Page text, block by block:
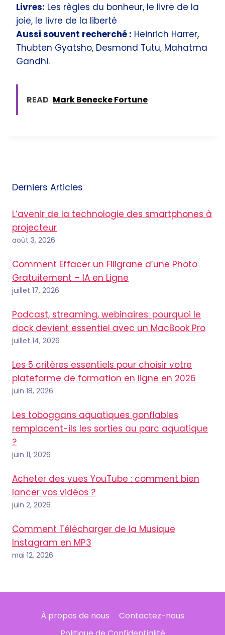
Livres: Les règles du bonheur, le livre de la
joie, le livre de la liberté
Aussi souvent recherché : Heinrich Harrer,
Thubten Gyatsho, Desmond Tutu, Mahatma
Gandhi.
READ Mark Benecke Fortune
Derniers Articles
L’avenir de la technologie des smartphones à
projecteur
août 3, 2026
Comment Effacer un Filigrane d’une Photo
Gratuitement – IA en Ligne
juillet 17, 2026
Podcast, streaming, webinaires: pourquoi le
dock devient essentiel avec un MacBook Pro
juillet 14, 2026
Les 5 critères essentiels pour choisir votre
plateforme de formation en ligne en 2026
juin 18, 2026
Les toboggans aquatiques gonflables
remplacent-ils les sorties au parc aquatique
?
juin 11, 2026
Acheter des vues YouTube : comment bien
lancer vos vidéos ?
juin 2, 2026
Comment Télécharger de la Musique
Instagram en MP3
mai 12, 2026
À propos de nous
Contactez-nous